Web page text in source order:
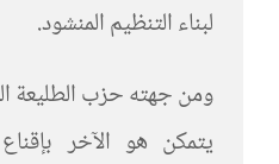
لبناء التنظيم المنشود.
ومن جهته حزب الطليعة
يتمكن هو الآخر